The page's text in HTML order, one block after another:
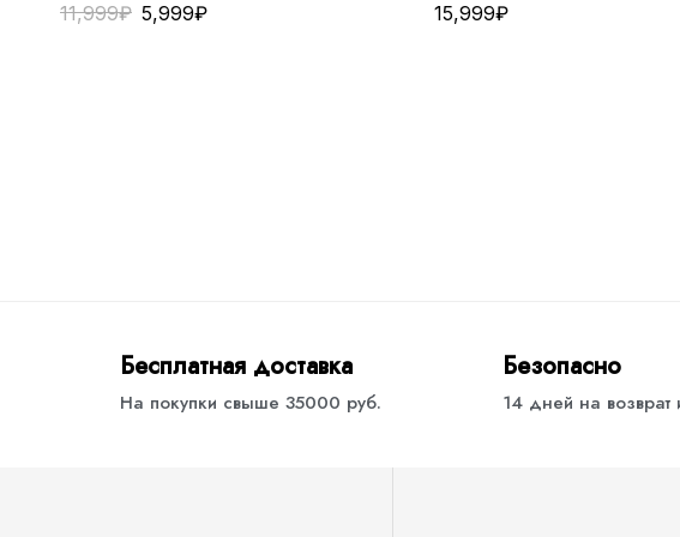
11,999₽ 5,999₽ 15,999₽
Бесплатная доставка
На покупки свыше 35000 руб.
Безопасно
14 дней на возврат